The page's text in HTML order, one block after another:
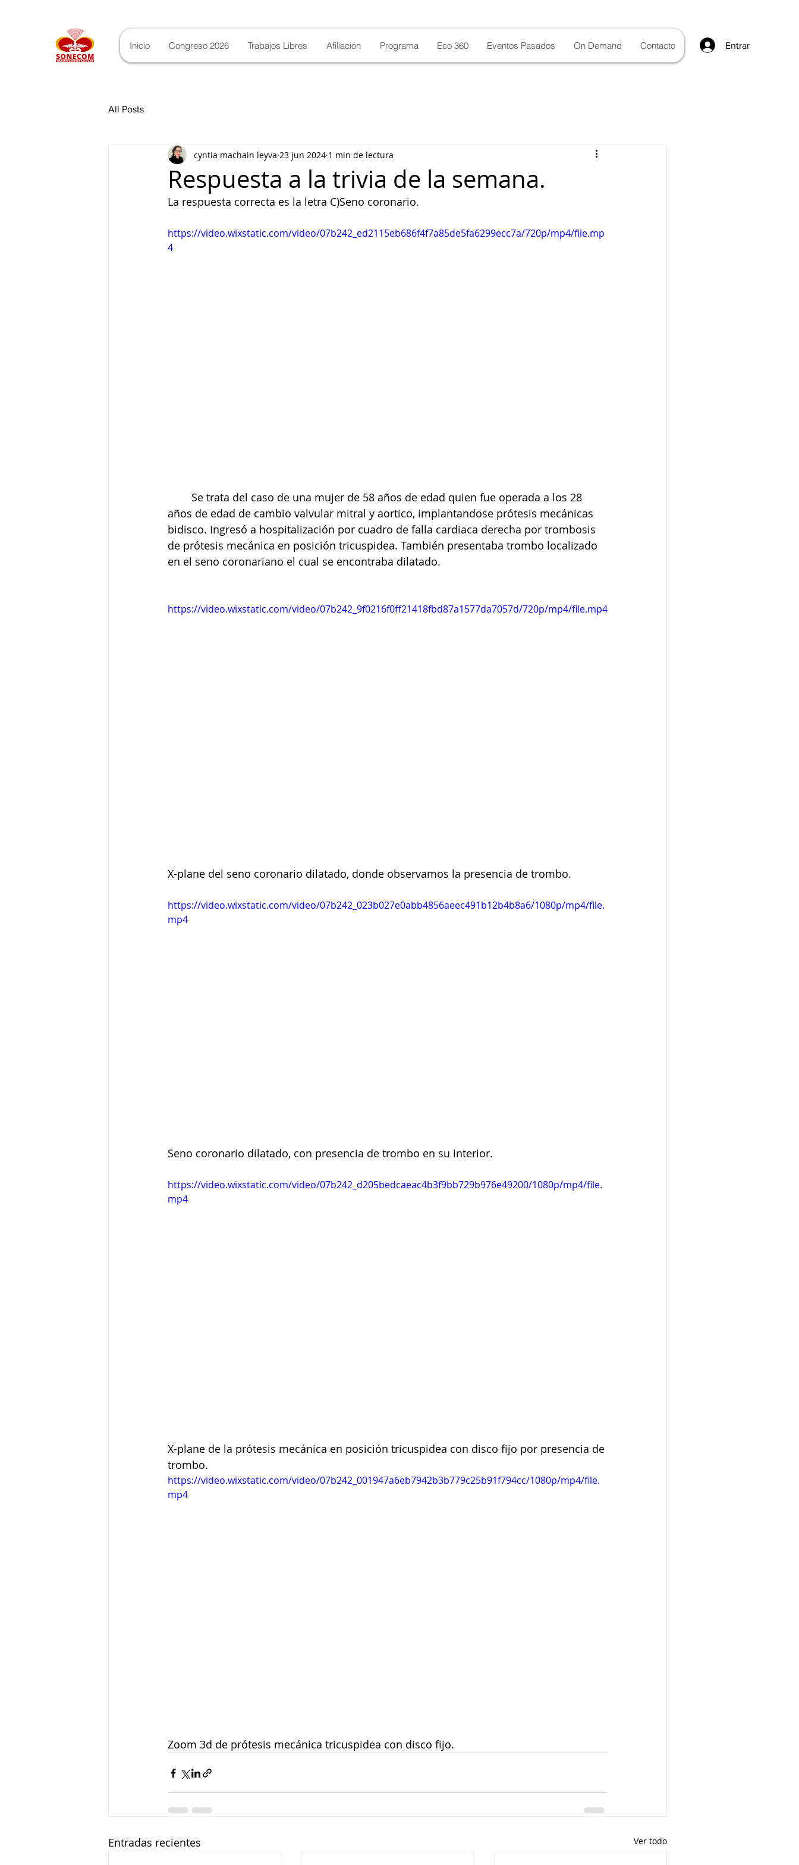
Inicio Congreso 2026 Trabajos Libres Afiliación Programa Eco 360 Eventos Pasados On Demand Contacto Entrar
All Posts
Respuesta a la trivia de la semana.
cyntia machain leyva 23 jun 2024 1 min de lectura
La respuesta correcta es la letra C)Seno coronario.
https://video.wixstatic.com/video/07b242_ed2115eb686f4f7a85de5fa6299ecc7a/720p/mp4/file.mp
4
años de edad de cambio valvular mitral y aortico, implantandose prótesis mecánicas
bidisco. Ingresó a hospitalización por cuadro de falla cardiaca derecha por trombosis
de prótesis mecánica en posición tricuspidea. También presentaba trombo localizado
en el seno coronariano el cual se encontraba dilatado.
https://video.wixstatic.com/video/07b242_9f0216f0ff21418fbd87a1577da7057d/720p/mp4/file.mp4
X-plane del seno coronario dilatado, donde observamos la presencia de trombo.
https://video.wixstatic.com/video/07b242_023b027e0abb4856aeec491b12b4b8a6/1080p/mp4/file.
mp4
Seno coronario dilatado, con presencia de trombo en su interior.
https://video.wixstatic.com/video/07b242_d205bedcaeac4b3f9bb729b976e49200/1080p/mp4/file.
mp4
X-plane de la prótesis mecánica en posición tricuspidea con disco fijo por presencia de
trombo.
https://video.wixstatic.com/video/07b242_001947a6eb7942b3b779c25b91f794cc/1080p/mp4/file.
mp4
Zoom 3d de prótesis mecánica tricuspidea con disco fijo.
Entradas recientes Ver todo